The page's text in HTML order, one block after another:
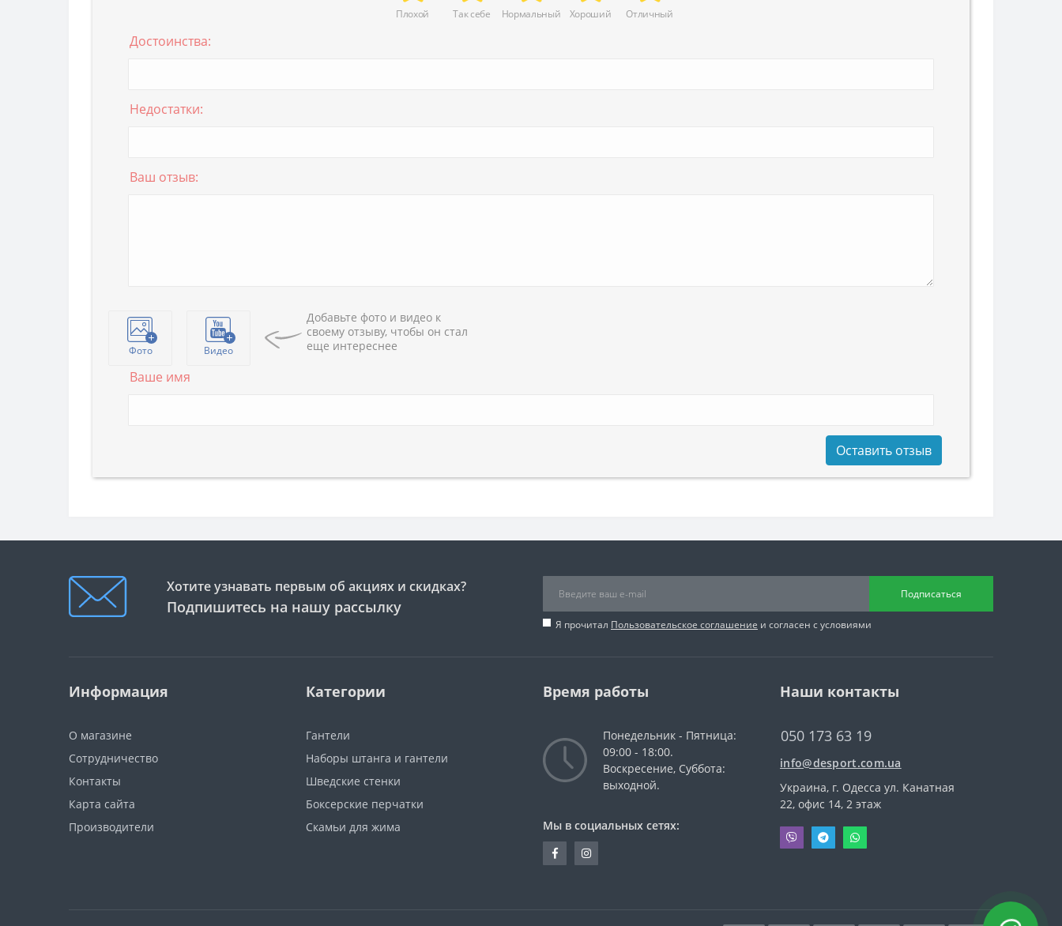
Плохой Так себе Нормальный Хороший Отличный
Достоинства:
Недостатки:
Ваш отзыв:
Фото Видео
Добавьте фото и видео к
своему отзыву, чтобы он стал
еще интереснее
Ваше имя
Оставить отзыв
Хотите узнавать первым об акциях и скидках?
Подпишитесь на нашу рассылку
Подписаться
Я прочитал Пользовательское соглашение и согласен с условиями
Информация
О магазине
Сотрудничество
Контакты
Карта сайта
Производители
Категории
Гантели
Наборы штанга и гантели
Шведские стенки
Боксерские перчатки
Скамьи для жима
Время работы
Понедельник - Пятница:
09:00 - 18:00.
Воскресение, Суббота:
выходной.
Мы в социальных сетях:
Наши контакты
050 173 63 19
info@desport.com.ua
Украина, г. Одесса ул. Канатная
22, офис 14, 2 этаж